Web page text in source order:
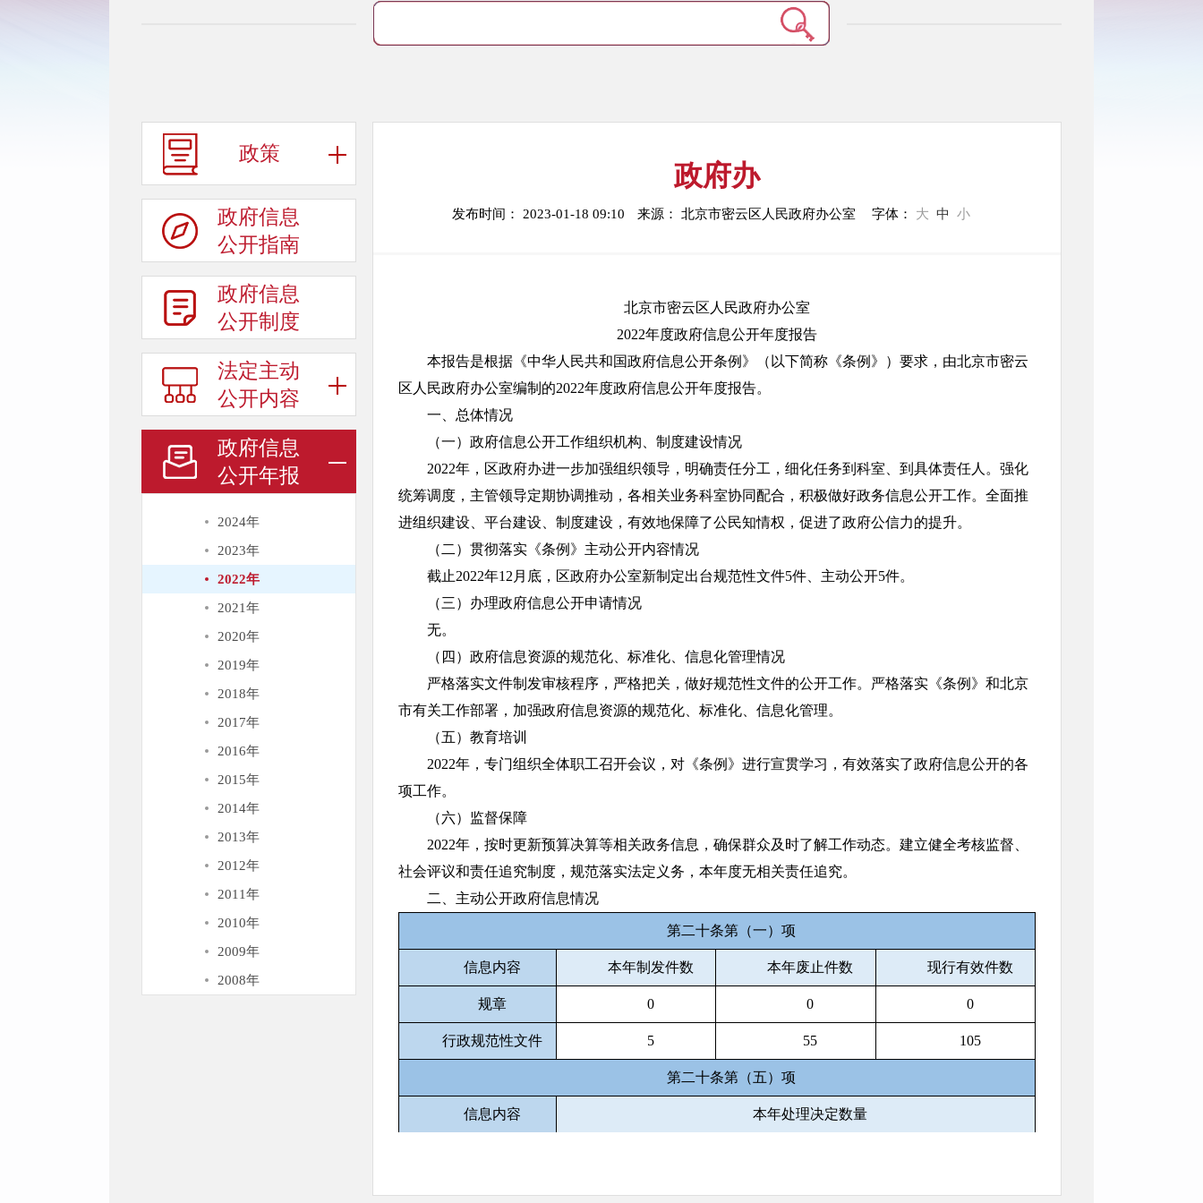
政策
政府信息
公开指南
政府信息
公开制度
法定主动
公开内容
政府信息
公开年报
2024年
2023年
2022年
2021年
2020年
2019年
2018年
2017年
2016年
2015年
2014年
2013年
2012年
2011年
2010年
2009年
2008年
政府办
发布时间： 2023-01-18 09:10 来源： 北京市密云区人民政府办公室 字体： 大 中 小
北京市密云区人民政府办公室
2022年度政府信息公开年度报告
本报告是根据《中华人民共和国政府信息公开条例》（以下简称《条例》）要求，由北京市密云
区人民政府办公室编制的2022年度政府信息公开年度报告。
一、总体情况
（一）政府信息公开工作组织机构、制度建设情况
2022年，区政府办进一步加强组织领导，明确责任分工，细化任务到科室、到具体责任人。强化
统筹调度，主管领导定期协调推动，各相关业务科室协同配合，积极做好政务信息公开工作。全面推
进组织建设、平台建设、制度建设，有效地保障了公民知情权，促进了政府公信力的提升。
（二）贯彻落实《条例》主动公开内容情况
截止2022年12月底，区政府办公室新制定出台规范性文件5件、主动公开5件。
（三）办理政府信息公开申请情况
无。
（四）政府信息资源的规范化、标准化、信息化管理情况
严格落实文件制发审核程序，严格把关，做好规范性文件的公开工作。严格落实《条例》和北京
市有关工作部署，加强政府信息资源的规范化、标准化、信息化管理。
（五）教育培训
2022年，专门组织全体职工召开会议，对《条例》进行宣贯学习，有效落实了政府信息公开的各
项工作。
（六）监督保障
2022年，按时更新预算决算等相关政务信息，确保群众及时了解工作动态。建立健全考核监督、
社会评议和责任追究制度，规范落实法定义务，本年度无相关责任追究。
二、主动公开政府信息情况
第二十条第（一）项
信息内容 本年制发件数 本年废止件数 现行有效件数
规章 0 0 0
行政规范性文件 5 55 105
第二十条第（五）项
信息内容 本年处理决定数量